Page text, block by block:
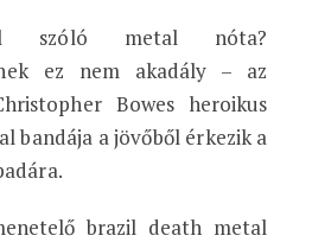
szóló metal nóta?
ez nem akadály – az
Bowes heroikus
bandája a jövőből érkezik a
brazil death metal